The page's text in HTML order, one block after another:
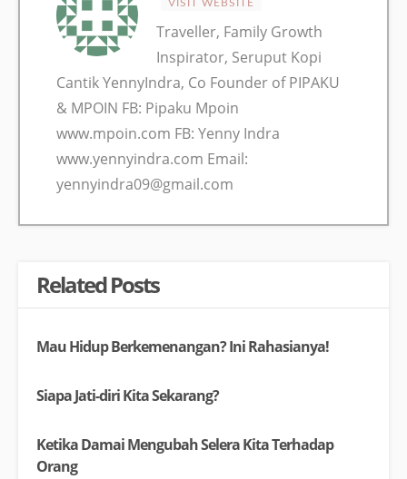
VISIT WEBSITE
Traveller, Family Growth
Inspirator, Seruput Kopi
Cantik YennyIndra, Co Founder of PIPAKU
& MPOIN FB: Pipaku Mpoin
www.mpoin.com FB: Yenny Indra
www.yennyindra.com Email:
yennyindra09@gmail.com
Related Posts
Mau Hidup Berkemenangan? Ini Rahasianya!
Siapa Jati-diri Kita Sekarang?
Ketika Damai Mengubah Selera Kita Terhadap
Orang